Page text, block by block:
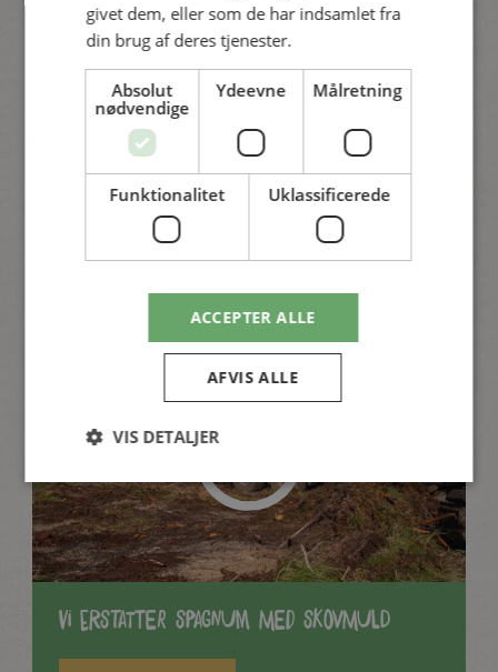
Kan skovmuld fra Østerild erstatte
spagnum?
Læs artiklen
Vi erstatter spagnum med Skovmuld
givet dem, eller som de har indsamlet fra
din brug af deres tjenester.
Absolut
nødvendige
Ydeevne Målretning
Funktionalitet Uklassificerede
ACCEPTER ALLE
AFVIS ALLE
VIS DETALJER